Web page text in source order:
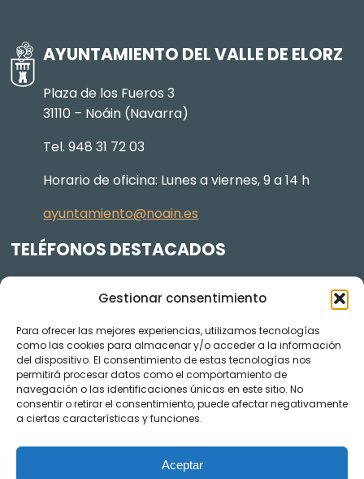
Gestionar consentimiento
Para ofrecer las mejores experiencias, utilizamos tecnologías
como las cookies para almacenar y/o acceder a la información
del dispositivo. El consentimiento de estas tecnologías nos
permitirá procesar datos como el comportamiento de
navegación o las identificaciones únicas en este sitio. No
consentir o retirar el consentimiento, puede afectar negativamente
a ciertas características y funciones.
Aceptar
AYUNTAMIENTO DEL VALLE DE ELORZ
Plaza de los Fueros 3
31110 – Noáin (Navarra)
Tel. 948 31 72 03
Horario de oficina: Lunes a viernes, 9 a 14 h
ayuntamiento@noain.es
TELÉFONOS DESTACADOS
605 834 045
948 368 156
Jardinería y Agenda Local 2030
948 074 848
TRANSPARENCIA
Videos de los plenos en YouTube